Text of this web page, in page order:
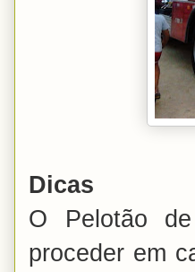
Dicas
O Pelotão
proceder em